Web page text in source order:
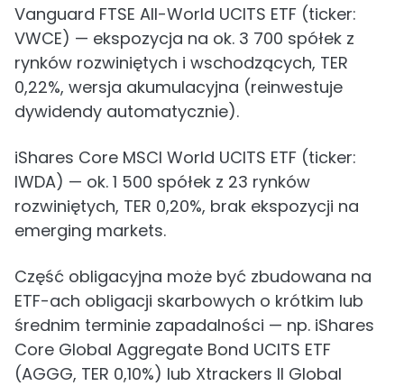
Vanguard FTSE All-World UCITS ETF (ticker:
VWCE) — ekspozycja na ok. 3 700 spółek z
rynków rozwiniętych i wschodzących, TER
0,22%, wersja akumulacyjna (reinwestuje
dywidendy automatycznie).
iShares Core MSCI World UCITS ETF (ticker:
IWDA) — ok. 1 500 spółek z 23 rynków
rozwiniętych, TER 0,20%, brak ekspozycji na
emerging markets.
Część obligacyjna może być zbudowana na
ETF-ach obligacji skarbowych o krótkim lub
średnim terminie zapadalności — np. iShares
Core Global Aggregate Bond UCITS ETF
(AGGG, TER 0,10%) lub Xtrackers II Global